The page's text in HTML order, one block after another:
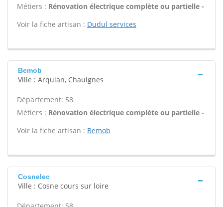
Métiers : Rénovation électrique complète ou partielle -
Voir la fiche artisan : Dudul services
Bemob
Ville : Arquian, Chaulgnes
Département: 58
Métiers : Rénovation électrique complète ou partielle -
Voir la fiche artisan : Bemob
Cosnelec
Ville : Cosne cours sur loire